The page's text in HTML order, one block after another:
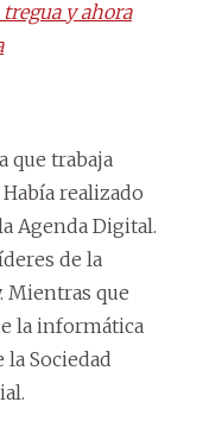
y ahora
que trabaja
realizado
Agenda Digital.
de la
Mientras que
la informática
Sociedad